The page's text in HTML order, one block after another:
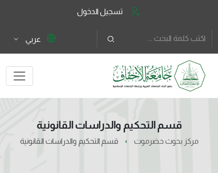
تسجيل الدخول
عربي
قسم التحكيم والدراسات القانونية
مركز بحوث حضرموت قسم التحكيم والدراسات القانونية